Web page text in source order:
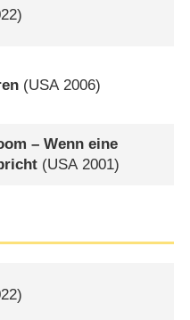
(USA 2006)
– Wenn eine
(USA2001)